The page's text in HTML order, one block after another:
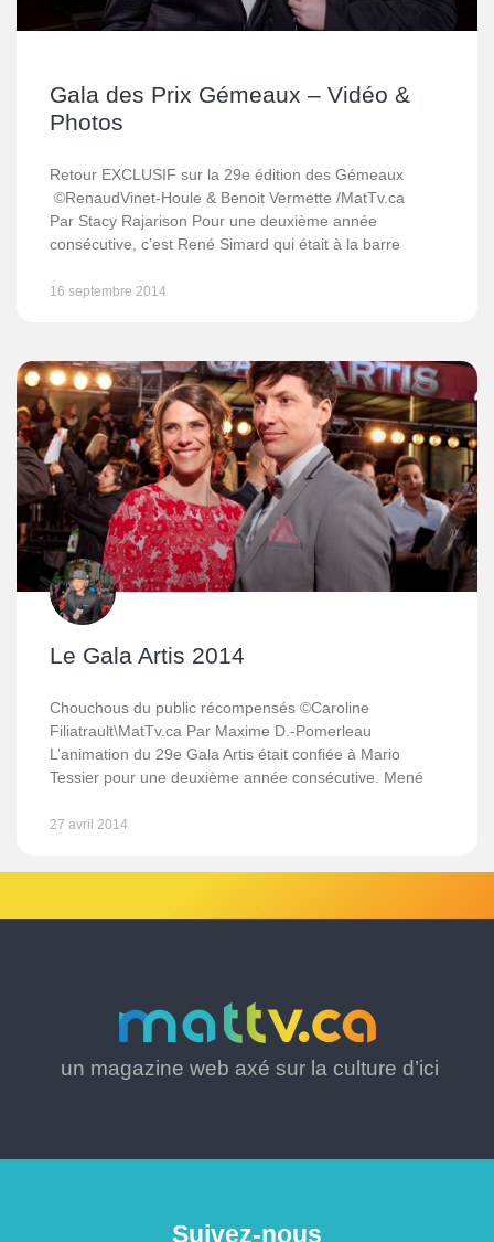
Gala des Prix Gémeaux – Vidéo &
Photos
Retour EXCLUSIF sur la 29e édition des Gémeaux
©RenaudVinet-Houle & Benoit Vermette /MatTv.ca
Par Stacy Rajarison Pour une deuxième année
consécutive, c’est René Simard qui était à la barre
16 septembre 2014
Le Gala Artis 2014
Chouchous du public récompensés ©Caroline
Filiatrault\MatTv.ca Par Maxime D.-Pomerleau
L’animation du 29e Gala Artis était confiée à Mario
Tessier pour une deuxième année consécutive. Mené
27 avril 2014
un magazine web axé sur la culture d’ici
Suivez-nous